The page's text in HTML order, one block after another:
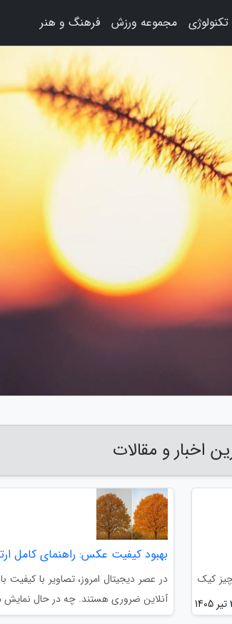
اخبار و مقالات
کیک
بهبود کیفیت عکس: راهنمای کامل
در عصر دیجیتال امروز، تصاویر با
آنلاین ضروری هستند. چه در حال
تکنولوژی مجموعه ورزش فرهنگ و هنر